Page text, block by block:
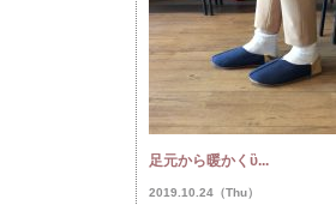
足元から暖かくὒ...
2019.10.24（Thu）